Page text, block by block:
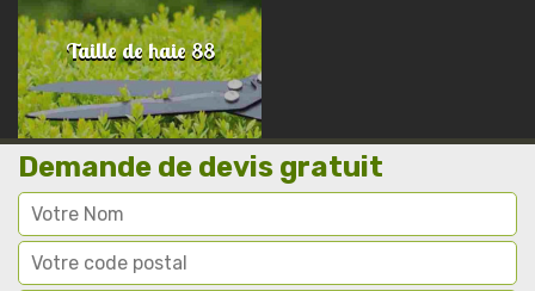
Taille de haie 88
Demande de devis gratuit